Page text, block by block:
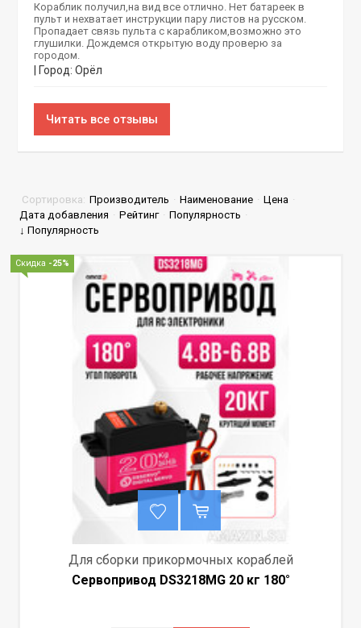
Кораблик получил,на вид все отлично. Нет батареек в
пульт и нехватает инструкции пару листов на русском.
Пропадает связь пульта с карабликом,возможно это
глушилки. Дождемся открытую воду проверю за
городом.
| Город: Орёл
Читать все отзывы
Сортировка: Производитель · Наименование · Цена ·
Дата добавления · Рейтинг · Популярность ·
↓ Популярность
Скидка -25%
Для сборки прикормочных кораблей
Сервопривод DS3218MG 20 кг 180°